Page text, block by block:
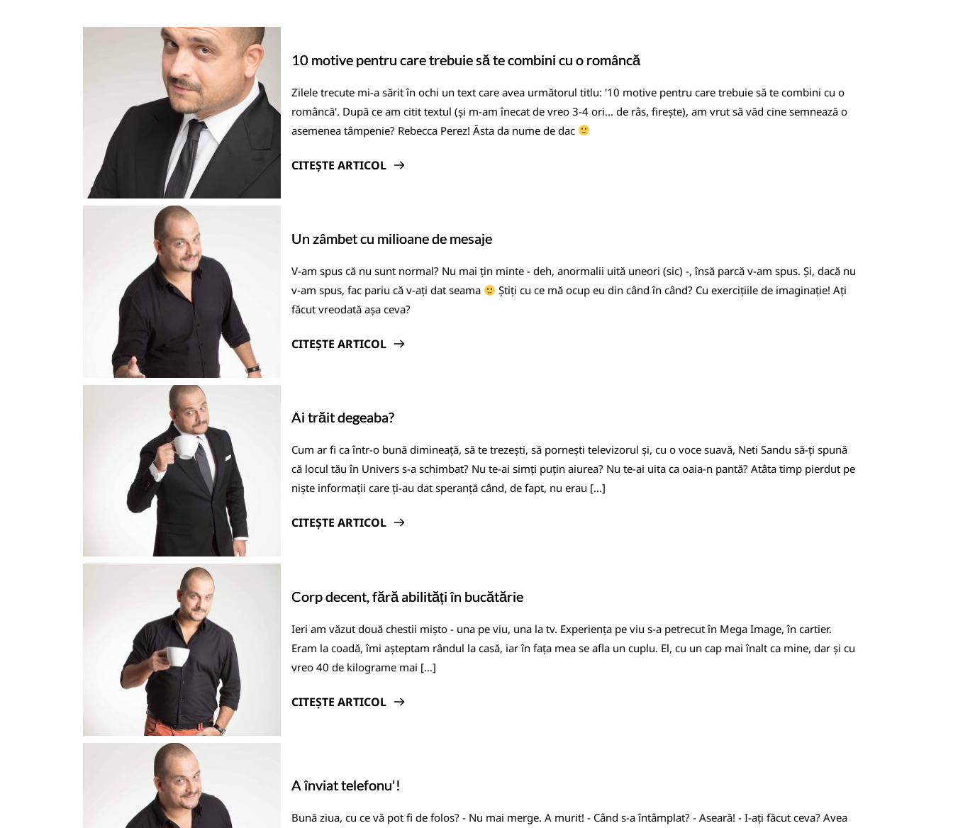
10 motive pentru care trebuie să te combini cu o româncă
Zilele trecute mi-a sărit în ochi un text care avea următorul titlu: '10 motive pentru care trebuie să te combini cu o
româncă'. După ce am citit textul (și m-am înecat de vreo 3-4 ori... de râs, firește), am vrut să văd cine semnează o
asemenea tâmpenie? Rebecca Perez! Ăsta da nume de dac
CITEȘTE ARTICOL
Un zâmbet cu milioane de mesaje
V-am spus că nu sunt normal? Nu mai țin minte - deh, anormalii uită uneori (sic) -, însă parcă v-am spus. Și, dacă nu
v-am spus, fac pariu că v-ați dat seama
Știți cu ce mă ocup eu din când în când? Cu exercițiile de imaginație! Ați
făcut vreodată așa ceva?
CITEȘTE ARTICOL
Ai trăit degeaba?
Cum ar fi ca într-o bună dimineață, să te trezești, să pornești televizorul și, cu o voce suavă, Neti Sandu să-ți spună
că locul tău în Univers s-a schimbat? Nu te-ai simți puțin aiurea? Nu te-ai uita ca oaia-n pantă? Atâta timp pierdut pe
niște informații care ți-au dat speranță când, de fapt, nu erau […]
CITEȘTE ARTICOL
Corp decent, fără abilități în bucătărie
Ieri am văzut două chestii mișto - una pe viu, una la tv. Experiența pe viu s-a petrecut în Mega Image, în cartier.
Eram la coadă, îmi așteptam rândul la casă, iar în fața mea se afla un cuplu. El, cu un cap mai înalt ca mine, dar și cu
vreo 40 de kilograme mai […]
CITEȘTE ARTICOL
A înviat telefonu'!
Bună ziua, cu ce vă pot fi de folos? - Nu mai merge. A murit! - Când s-a întâmplat? - Aseară! - I-ați făcut ceva? Avea